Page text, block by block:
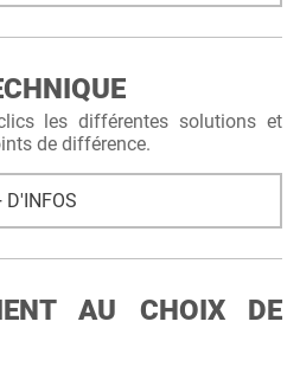
les différentes solutions et
de différence.
D'INFOS
AU CHOIX DE